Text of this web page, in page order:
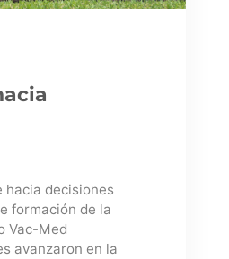
hacia decisiones
formación de la
Vac-Med
avanzaron en la